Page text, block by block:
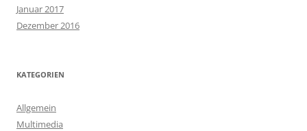
Januar 2017
Dezember 2016
KATEGORIEN
Allgemein
Multimedia